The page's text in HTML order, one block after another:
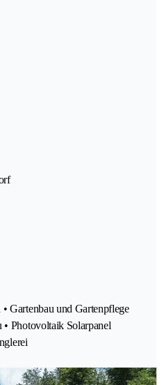
Gartenbau und Gartenpflege
• Photovoltaik Solarpanel